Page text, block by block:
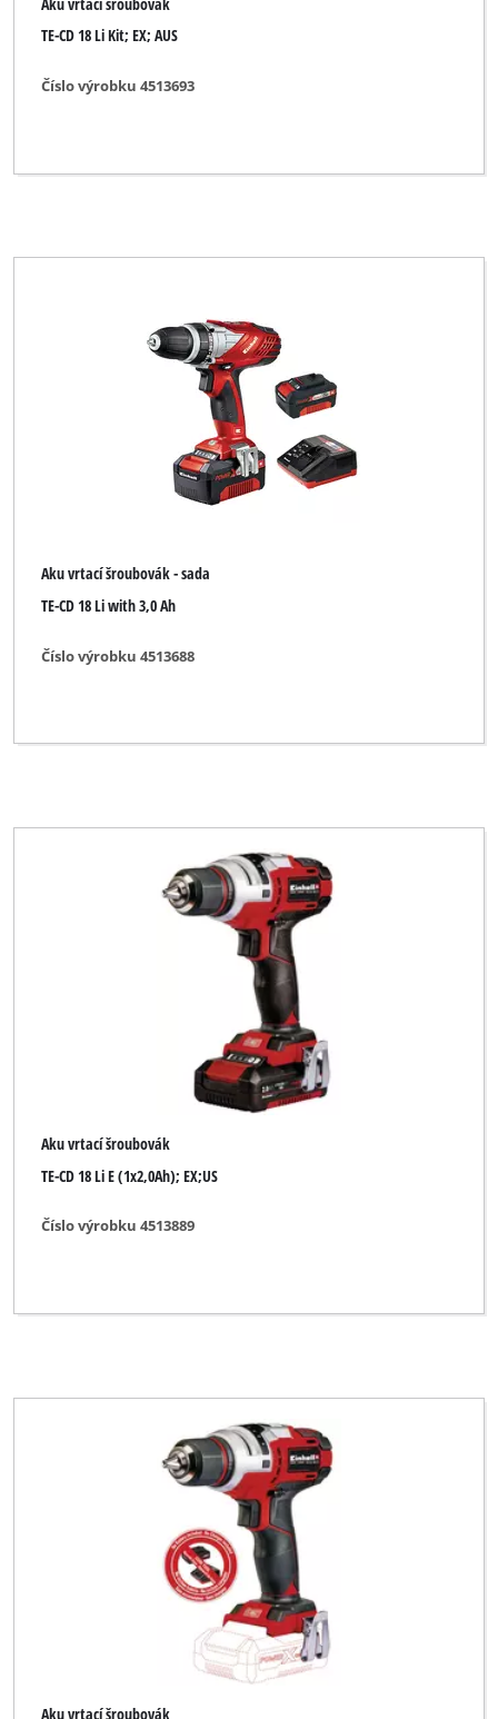
TE-CD 18 Li Kit; EX; AUS
Číslo výrobku 4513693
Aku vrtací šroubovák - sada
TE-CD 18 Li with 3,0 Ah
Číslo výrobku 4513688
Aku vrtací šroubovák
TE-CD 18 Li E (1x2,0Ah); EX;US
Číslo výrobku 4513889
Aku vrtací šroubovák